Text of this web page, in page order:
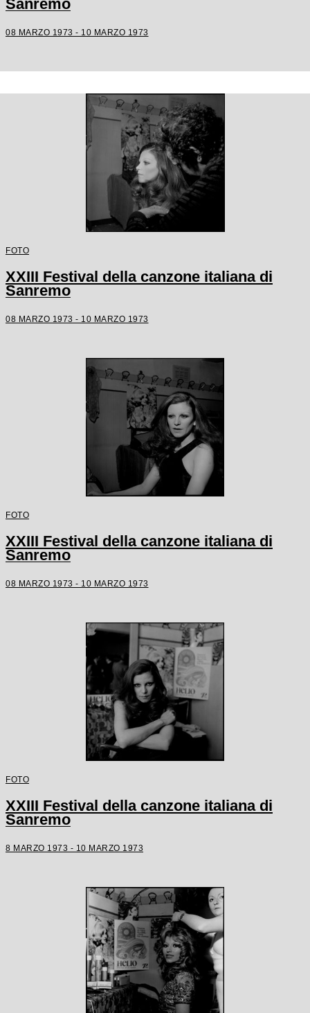
Sanremo
08 MARZO 1973 - 10 MARZO 1973
FOTO
XXIII Festival della canzone italiana di
Sanremo
08 MARZO 1973 - 10 MARZO 1973
FOTO
XXIII Festival della canzone italiana di
Sanremo
08 MARZO 1973 - 10 MARZO 1973
FOTO
XXIII Festival della canzone italiana di
Sanremo
8 MARZO 1973 - 10 MARZO 1973